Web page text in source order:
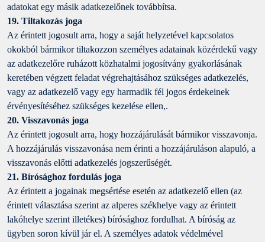
adatokat egy másik adatkezelőnek továbbítsa.
19. Tiltakozás joga
Az érintett jogosult arra, hogy a saját helyzetével kapcsolatos
okokból bármikor tiltakozzon személyes adatainak közérdekű vagy
az adatkezelőre ruházott közhatalmi jogosítvány gyakorlásának
keretében végzett feladat végrehajtásához szükséges adatkezelés,
vagy az adatkezelő vagy egy harmadik fél jogos érdekeinek
érvényesítéséhez szükséges kezelése ellen,.
20. Visszavonás joga
Az érintett jogosult arra, hogy hozzájárulását bármikor visszavonja.
A hozzájárulás visszavonása nem érinti a hozzájáruláson alapuló, a
visszavonás előtti adatkezelés jogszerűségét.
21. Bírósághoz fordulás joga
Az érintett a jogainak megsértése esetén az adatkezelő ellen (az
érintett választása szerint az alperes székhelye vagy az érintett
lakóhelye szerint illetékes) bírósághoz fordulhat. A bíróság az
ügyben soron kívül jár el. A személyes adatok védelmével